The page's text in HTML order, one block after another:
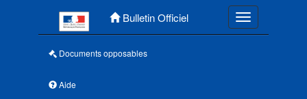
Bulletin Officiel Toggle
Documents opposables
Aide